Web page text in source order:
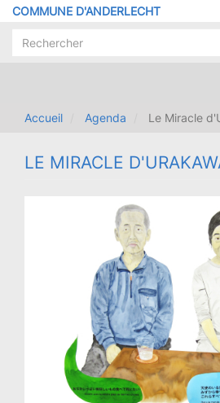
Aller
contenu
COMMUNE D'ANDERLECHT
Accueil
Agenda Le Miracle
LE MIRACLE